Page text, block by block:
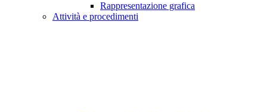
Rappresentazione grafica
Attività e procedimenti